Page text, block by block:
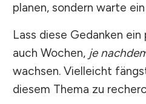
planen, sondern warte
Lass diese Gedanken
auch Wochen, je
wachsen. Vielleicht
diesem Thema zu